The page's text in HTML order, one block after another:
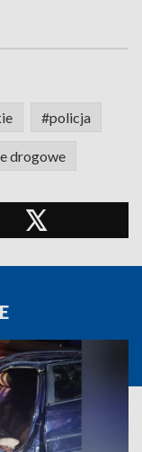
#policja
drogowe